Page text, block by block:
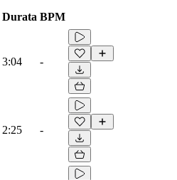
Durata BPM
3:04 -
2:25 -